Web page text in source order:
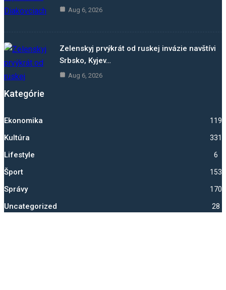
Aug 6, 2026
Zelenskyj prvýkrát od ruskej invázie navštívi
Srbsko, Kyjev…
Aug 6, 2026
Kategórie
Ekonomika 1192
Kultúra 331
Lifestyle 6
Šport 1530
Správy
Uncategorized 28